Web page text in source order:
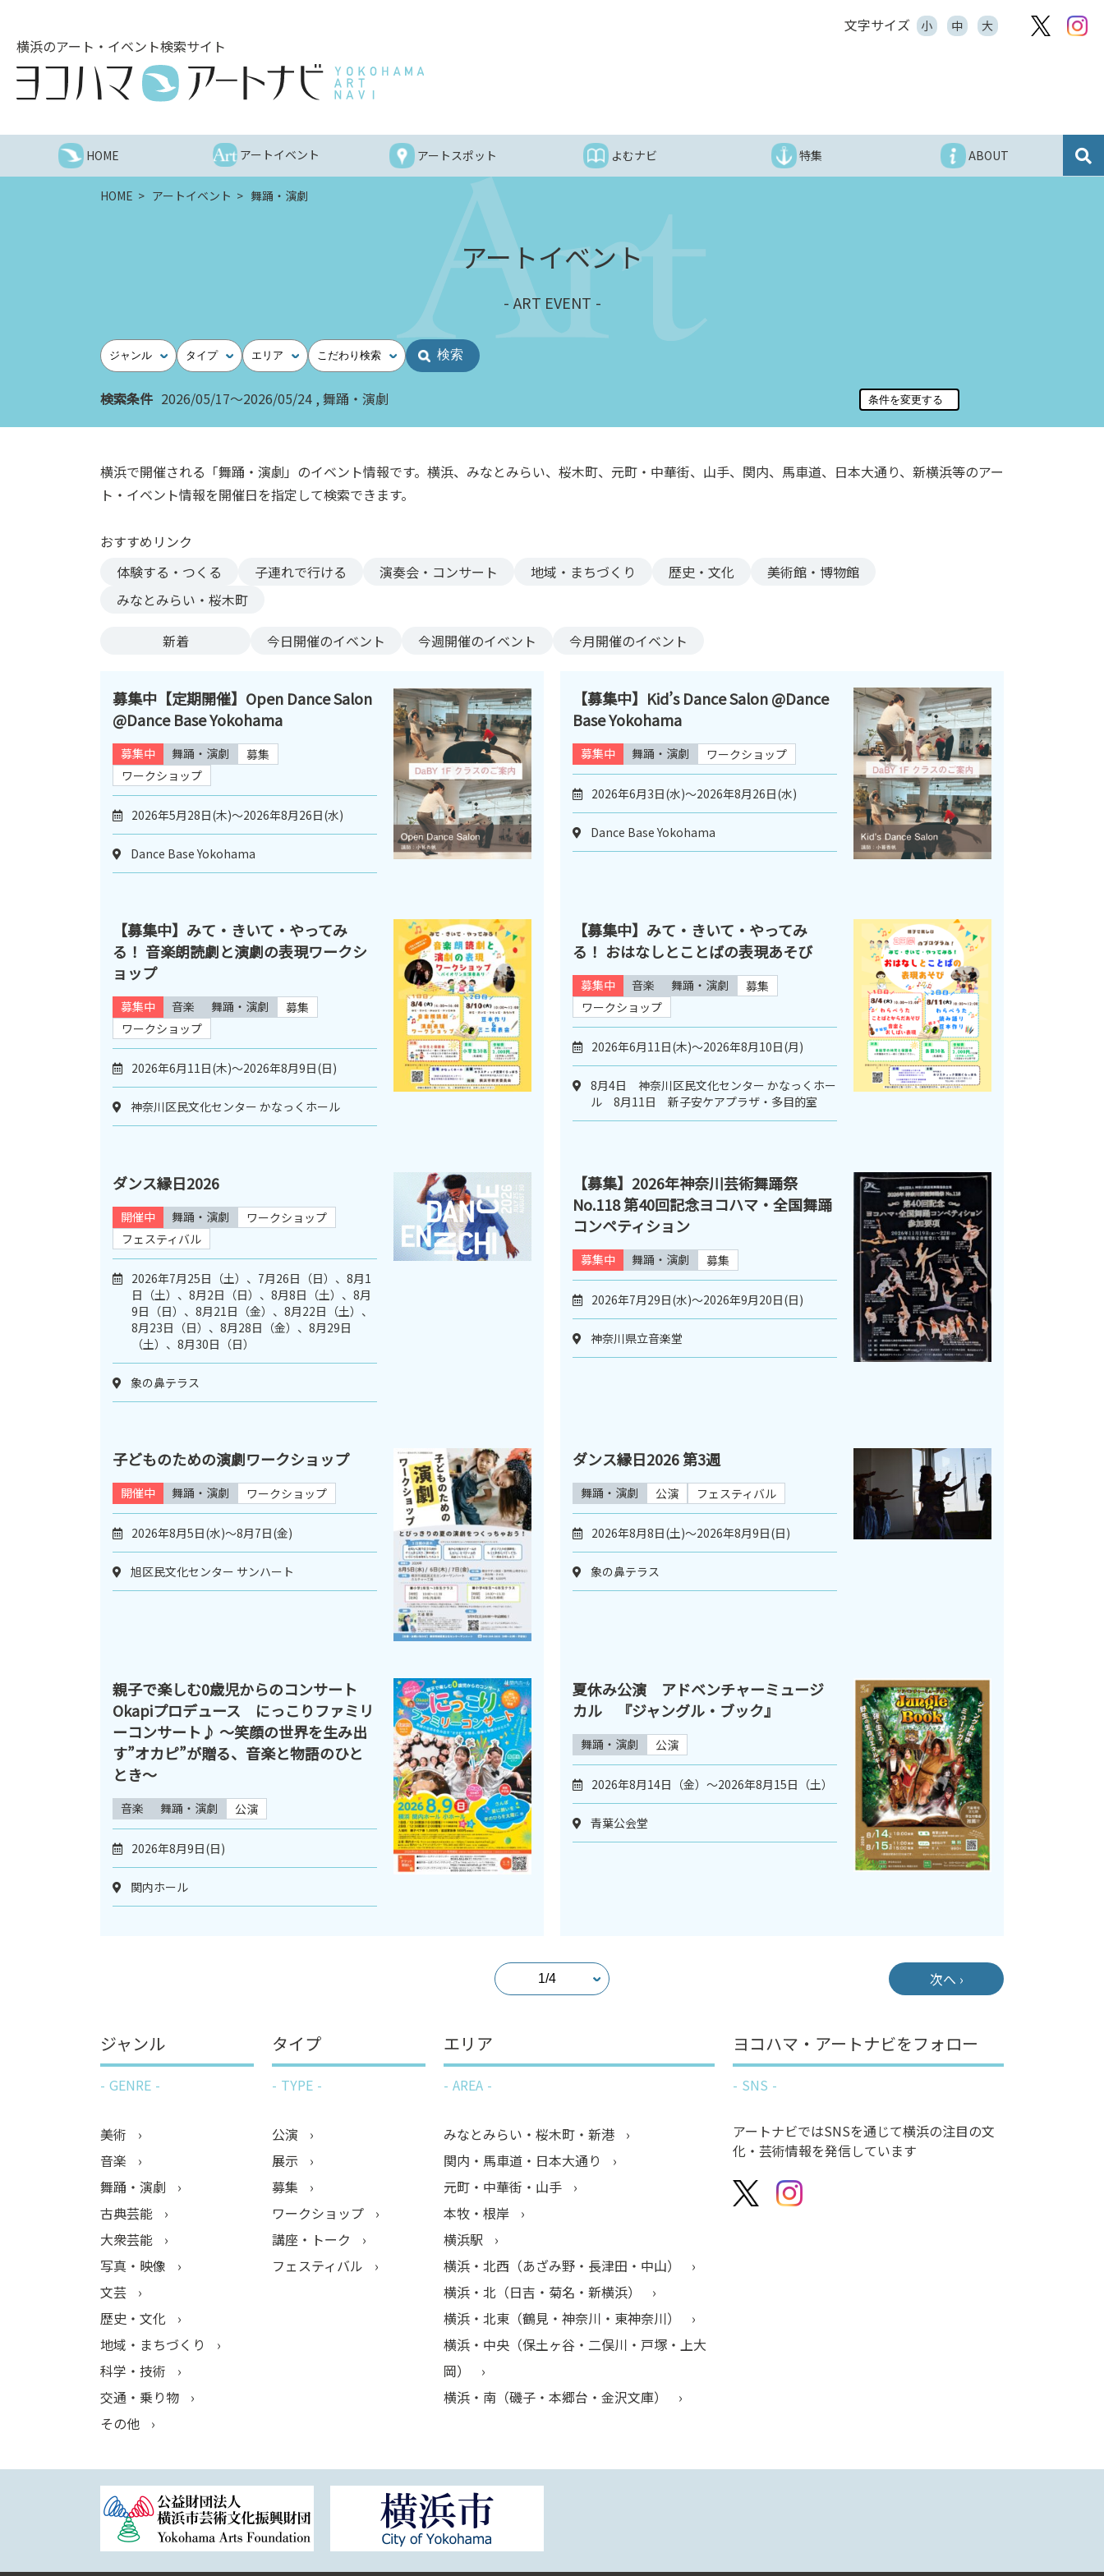
へ
文字サイズ 小 中 大
横浜のアート・イベント検索サイト
HOME アートイベント アートスポット よむナビ 特集 ABOUT
HOME アートイベント 舞踊・演劇
アートイベント
ART EVENT
ジャンル タイプ エリア こだわり検索
検索条件 2026/05/17～2026/05/24 舞踊・演劇
横浜で開催される「舞踊・演劇」のイベント情報です。横浜、みなとみらい、桜木町、元町・中華街、山手、関内、馬車道、日本大通り、新横浜等のアー
ト・イベント情報を開催日を指定して検索できます。
おすすめリンク
体験する・つくる
子連れで行ける 演奏会・コンサート 地域・まちづくり 歴史・文化
美術館・博物館
みなとみらい・桜木町
新着 今日開催のイベント 今週開催のイベント 今月開催のイベント
募集中【定期開催】Open Dance Salon
@Dance Base Yokohama
募集中 舞踊・演劇
募集
ワークショップ
2026年5月28日(木)～2026年8月26日(水)
Dance Base Yokohama
【募集中】Kid’s Dance Salon @Dance
Base Yokohama
募集中 舞踊・演劇 ワークショップ
2026年6月3日(水)～2026年8月26日(水)
Dance Base Yokohama
【募集中】みて・きいて・やってみ
る！ 音楽朗読劇と演劇の表現ワークシ
ョップ
募集中 音楽 舞踊・演劇
募集
ワークショップ
2026年6月11日(木)～2026年8月9日(日)
神奈川区民文化センター かなっくホール
【募集中】みて・きいて・やってみ
る！ おはなしとことばの表現あそび
募集中 音楽 舞踊・演劇
募集
ワークショップ
2026年6月11日(木)～2026年8月10日(月)
8月4日 神奈川区民文化センター かなっくホー
ル 8月11日 新子安ケアプラザ・多目的室
ダンス縁日2026
開催中 舞踊・演劇
ワークショップ
フェスティバル
2026年7月25日（土）、7月26日（日）、8月1
日（土）、8月2日（日）、8月8日（土）、8月
9日（日）、8月21日（金）、8月22日（土）、
8月23日（日）、8月28日（金）、8月29日
（土）、8月30日（日）
象の鼻テラス
【募集】2026年神奈川芸術舞踊祭
No.118 第40回記念ヨコハマ・全国舞踊
コンペティション
募集中 舞踊・演劇 募集
2026年7月29日(水)～2026年9月20日(日)
神奈川県立音楽堂
子どものための演劇ワークショップ
開催中 舞踊・演劇 ワークショップ
2026年8月5日(水)～8月7日(金)
旭区民文化センター サンハート
ダンス縁日2026 第3週
舞踊・演劇 公演 フェスティバル
2026年8月8日(土)～2026年8月9日(日)
象の鼻テラス
親子で楽しむ0歳児からのコンサート
Okapiプロデュース にっこりファミリ
ーコンサート♪ ～笑顔の世界を生み出
す”オカピ”が贈る、音楽と物語のひと
とき～
音楽 舞踊・演劇 公演
2026年8月9日(日)
関内ホール
夏休み公演 アドベンチャーミュージ
カル 『ジャングル・ブック』
舞踊・演劇 公演
2026年8月14日（金）～2026年8月15日（土）
青葉公会堂
次へ ›
ジャンル
GENRE
美術
音楽
舞踊・演劇
古典芸能
大衆芸能
写真・映像
文芸
歴史・文化
地域・まちづくり
科学・技術
交通・乗り物
その他
タイプ
TYPE
公演
展示
募集
ワークショップ
講座・トーク
フェスティバル
エリア
AREA
みなとみらい・桜木町・新港
関内・馬車道・日本大通り
元町・中華街・山手
本牧・根岸
横浜駅
横浜・北西（あざみ野・長津田・中山）
横浜・北（日吉・菊名・新横浜）
横浜・北東（鶴見・神奈川・東神奈川）
横浜・中央（保土ヶ谷・二俣川・戸塚・上大
岡）
横浜・南（磯子・本郷台・金沢文庫）
ヨコハマ・アートナビをフォロー
SNS
アートナビではSNSを通じて横浜の注目の文
化・芸術情報を発信しています